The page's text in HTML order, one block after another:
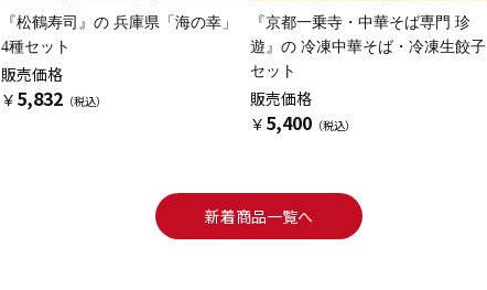
『松鶴寿司』の 兵庫県「海の幸」
4種セット
販売価格
￥ 5,832
『京都一乗寺・中華そば専門 珍
遊』の冷凍中華そば・冷凍生餃子
セット
販売価格
￥ 5,400
新着商品一覧へ